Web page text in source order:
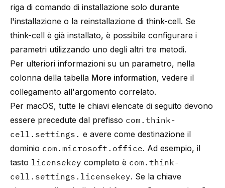
riga di comando di installazione solo durante
l'installazione o la reinstallazione di think-cell. Se
think-cell è già installato, è possibile configurare i
parametri utilizzando uno degli altri tre metodi.
Per ulteriori informazioni su un parametro, nella
colonna della tabella More information, vedere il
collegamento all'argomento correlato.
Per macOS, tutte le chiavi elencate di seguito devono
essere precedute dal prefisso com.think-
cell.settings. e avere come destinazione il
dominio com.microsoft.office. Ad esempio, il
tasto licensekey completo è com.think-
cell.settings.licensekey. Se la chiave